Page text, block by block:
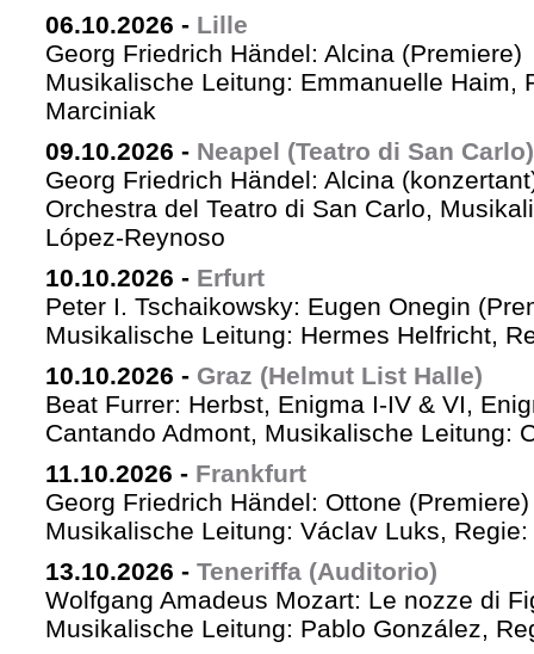
06.10.2026 - Lille
Georg Friedrich Händel: Alcina (Premiere)
Musikalische Leitung: Emmanuelle Haim,
Marciniak
09.10.2026 - Neapel (Teatro di San Carlo)
Georg Friedrich Händel: Alcina
Orchestra del Teatro di San Carlo,
López-Reynoso
10.10.2026 - Erfurt
Peter I. Tschaikowsky: Eugen Onegin
Musikalische Leitung: Hermes Helfricht,
10.10.2026 - Graz (Helmut List Halle)
Beat Furrer: Herbst, Enigma I-IV & VI,
Cantando Admont, Musikalische Leitung:
11.10.2026 - Frankfurt
Georg Friedrich Händel: Ottone (Premiere)
Musikalische Leitung: Václav Luks,
13.10.2026 - Teneriffa (Auditorio)
Wolfgang Amadeus Mozart: Le nozze di
Musikalische Leitung: Pablo González,